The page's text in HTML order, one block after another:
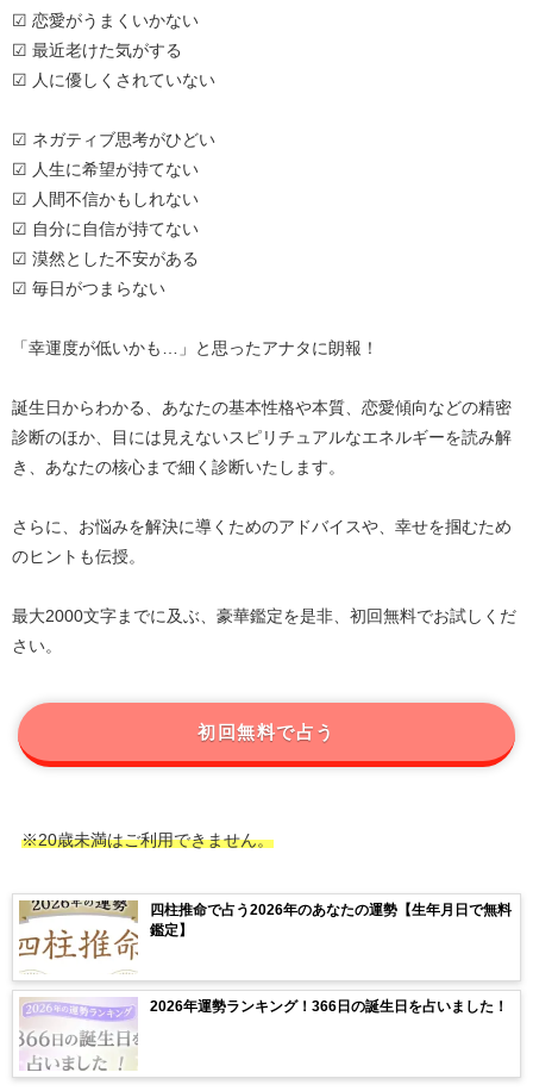
☑ 恋愛がうまくいかない
☑ 最近老けた気がする
☑ 人に優しくされていない
☑ ネガティブ思考がひどい
☑ 人生に希望が持てない
☑ 人間不信かもしれない
☑ 自分に自信が持てない
☑ 漠然とした不安がある
☑ 毎日がつまらない
「幸運度が低いかも…」と思ったアナタに朗報！
誕生日からわかる、あなたの基本性格や本質、恋愛傾向などの精密
診断のほか、目には見えないスピリチュアルなエネルギーを読み解
き、あなたの核心まで細く診断いたします。
さらに、お悩みを解決に導くためのアドバイスや、幸せを掴むため
のヒントも伝授。
最大2000文字までに及ぶ、豪華鑑定を是非、初回無料でお試しくだ
さい。
初回無料で占う
※20歳未満はご利用できません。
四柱推命で占う2026年のあなたの運勢【生年月日で無料
鑑定】
2026年運勢ランキング！366日の誕生日を占いました！